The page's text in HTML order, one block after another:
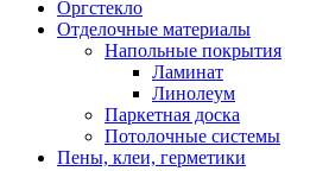
Оргстекло
Отделочные материалы
Напольные покрытия
Ламинат
Линолеум
Паркетная доска
Потолочные системы
Пены, клеи, герметики